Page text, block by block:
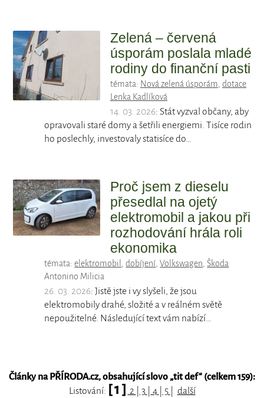
Zelená – červená
úsporám poslala mladé
rodiny do finanční pasti
témata: Nová zelená úsporám, dotace
Lenka Kadlíková
14. 03. 2026: Stát vyzval občany, aby
opravovali staré domy a šetřili energiemi. Tisíce rodin
ho poslechly, investovaly statisíce do…
Proč jsem z dieselu
přesedlal na ojetý
elektromobil a jakou při
rozhodování hrála roli
ekonomika
témata:elektromobil ,dobíjení,Volkswagen,Škoda
Antonino Milicia
26. 03. 2026: Jistě jste i vy slyšeli, že jsou
elektromobily drahé, složité a v reálném světě
nepoužitelné. Následující text vám nabízí…
Články na PŘÍRODA.cz, obsahující slovo „tit def“ (celkem 159):
Listování: [ 1 ] 2 3 4 5
další